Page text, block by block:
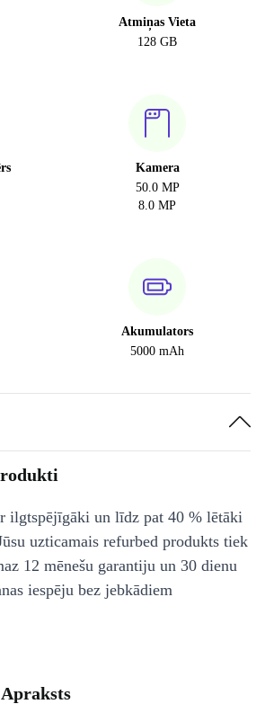
Atmiņas Vieta
128 GB
Kamera
50.0 MP
8.0 MP
Akumulators
5000 mAh
ilgtspējīgāki un līdz pat 40 % lētāki
uzticamais refurbed produkts tiek
12 mēnešu garantiju un 30 dienu
iespēju bez jebkādiem